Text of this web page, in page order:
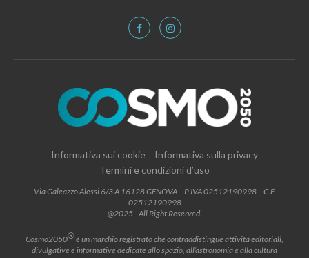
Informativa sui cookie
Informativa sulla privacy
Termini e condizioni d’uso
Via Galeazzo Alessi 6/3 A 16128 GENOVA – P.IVA 02512190998 – C.F.
02512190998
@2025 - All Right Reserved.
Cosmo2050®è un marchio registrato che contraddistingue attività editoriali,
divulgative e informative dedicate allo spazio, all’astronomia e alla cultura